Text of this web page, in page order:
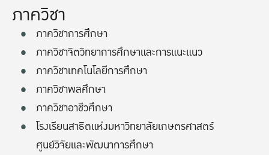
ภาควิชา
ภาควิชาการศึกษา
ภาควิชาจิตวิทยาการศึกษาและการแนะแนว
ภาควิชาเทคโนโลยีการศึกษา
ภาควิชาพลศึกษา
ภาควิชาอาชีวศึกษา
โรงเรียนสาธิตแห่งมหาวิทยาลัยเกษตรศาสตร์
ศูนย์วิจัยและพัฒนาการศึกษา